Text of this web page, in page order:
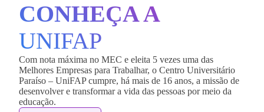
CONHEÇA A
UNIFAP
Com nota máxima no MEC e eleita 5 vezes uma das
Melhores Empresas para Trabalhar, o Centro Universitário
Paraíso – UniFAP cumpre, há mais de 16 anos, a missão de
desenvolver e transformar a vida das pessoas por meio da
educação.